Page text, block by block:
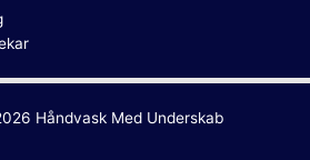
Håndvask Med Underskab